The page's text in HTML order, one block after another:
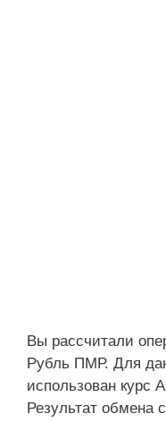
Вы рассчитали
Рубль ПМР. Для
использован курс
Результат обмена